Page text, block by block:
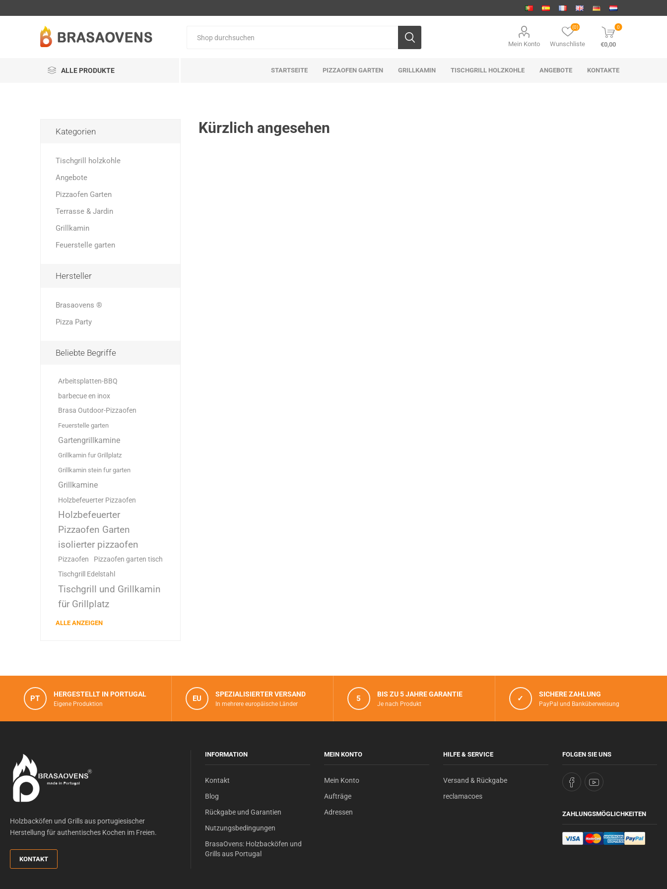
Mein Konto Wunschliste
(0) 0
€0,00
ALLE PRODUKTE STARTSEITE PIZZAOFEN GARTEN GRILLKAMIN TISCHGRILL HOLZKOHLE ANGEBOTE KONTAKTE
Kürzlich angesehen
Kategorien
Tischgrill holzkohle
Angebote
Pizzaofen Garten
Terrasse & Jardin
Grillkamin
Feuerstelle garten
Hersteller
Brasaovens ®
Pizza Party
Beliebte Begriffe
Arbeitsplatten-BBQ
barbecue en inox
Brasa Outdoor-Pizzaofen
Feuerstelle garten
Gartengrillkamine
Grillkamin fur Grillplatz
Grillkamin stein fur garten
Grillkamine
Holzbefeuerter Pizzaofen
Holzbefeuerter
Pizzaofen Garten
isolierter pizzaofen
Pizzaofen
Pizzaofen garten tisch
Tischgrill Edelstahl
Tischgrill und Grillkamin
für Grillplatz
ALLE ANZEIGEN
PT HERGESTELLT IN PORTUGAL
Eigene Produktion
EU SPEZIALISIERTER VERSAND
In mehrere europäische Länder
5 BIS ZU 5 JAHRE GARANTIE
Je nach Produkt
✓ SICHERE ZAHLUNG
PayPal und Banküberweisung
Holzbacköfen und Grills aus portugiesischer
Herstellung für authentisches Kochen im Freien.
KONTAKT
INFORMATION
Kontakt
Blog
Rückgabe und Garantien
Nutzungsbedingungen
BrasaOvens: Holzbacköfen und
Grills aus Portugal
MEIN KONTO
Mein Konto
Aufträge
Adressen
HILFE & SERVICE
Versand & Rückgabe
reclamacoes
FOLGEN SIE UNS
ZAHLUNGSMÖGLICHKEITEN